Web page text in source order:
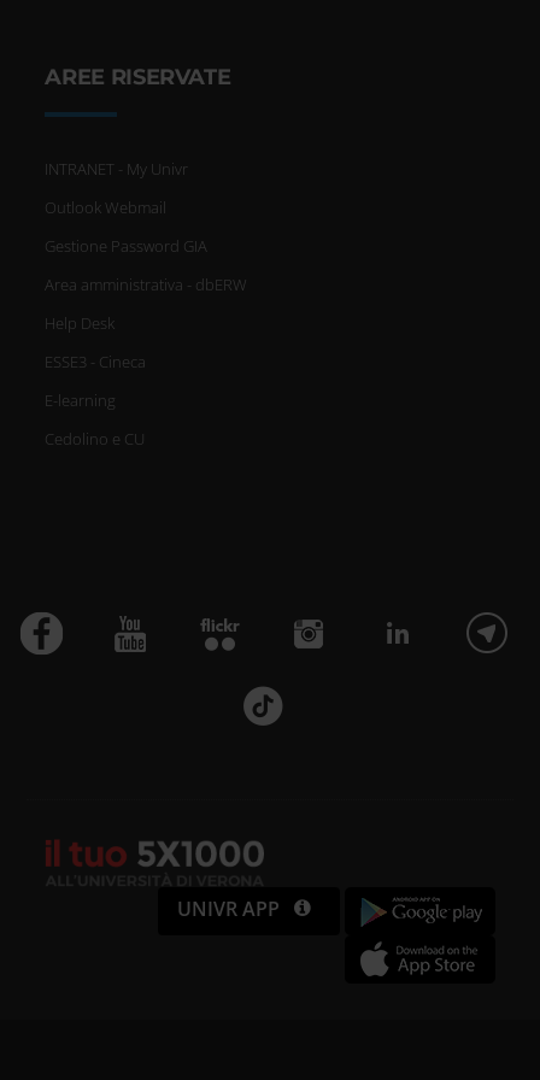
AREE RISERVATE
INTRANET - My Univr
Outlook Webmail
Gestione Password GIA
Area amministrativa - dbERW
Help Desk
ESSE3 - Cineca
E-learning
Cedolino e CU
UNIVR APP